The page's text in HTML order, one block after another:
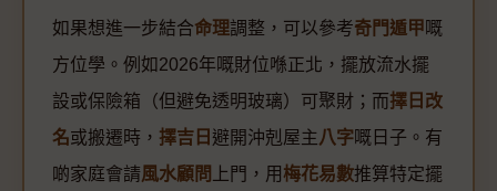
如果想進一步結合命理調整，可以參考奇門遁甲嘅
方位學。例如2026年嘅財位喺正北，擺放流水擺
設或保險箱（但避免透明玻璃）可聚財；而擇日改
名或搬遷時， 擇吉日 避開沖剋屋主八字嘅日子。有
啲家庭會請風水顧問 上門，用 梅花易數推算特定擺